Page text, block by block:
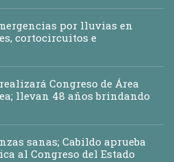
por lluvias en
cortocircuitos e
Congreso de Área
llevan 48 años brindando
sanas; Cabildo aprueba
al Congreso del Estado